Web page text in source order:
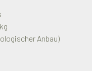
Anbau)